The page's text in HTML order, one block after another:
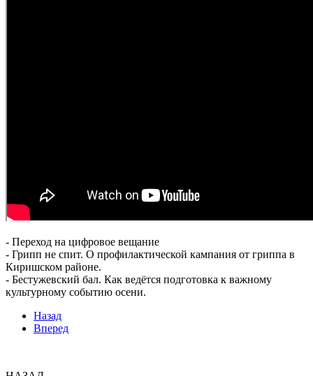
- Переход на цифровое вещание
- Грипп не спит. О профилактической кампания от гриппа в
Киришском районе.
- Бестужевский бал. Как ведётся подготовка к важному
культурному событию осени.
Назад
Вперед